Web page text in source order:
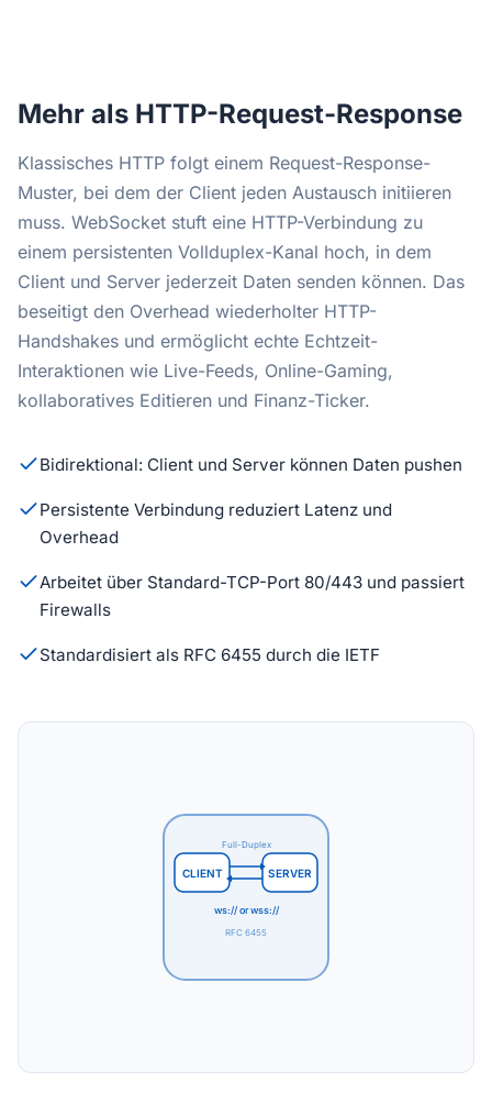
Mehr als HTTP-Request-Response
Klassisches HTTP folgt einem Request-Response-
Muster, bei dem der Client jeden Austausch initiieren
muss. WebSocket stuft eine HTTP-Verbindung zu
einem persistenten Vollduplex-Kanal hoch, in dem
Client und Server jederzeit Daten senden können. Das
beseitigt den Overhead wiederholter HTTP-
Handshakes und ermöglicht echte Echtzeit-
Interaktionen wie Live-Feeds, Online-Gaming,
kollaboratives Editieren und Finanz-Ticker.
Bidirektional: Client und Server können Daten pushen
Persistente Verbindung reduziert Latenz und
Overhead
Arbeitet über Standard-TCP-Port 80/443 und passiert
Firewalls
Standardisiert als RFC 6455 durch die IETF
CLIENT SERVER
Full-Duplex
ws:// or wss://
RFC 6455